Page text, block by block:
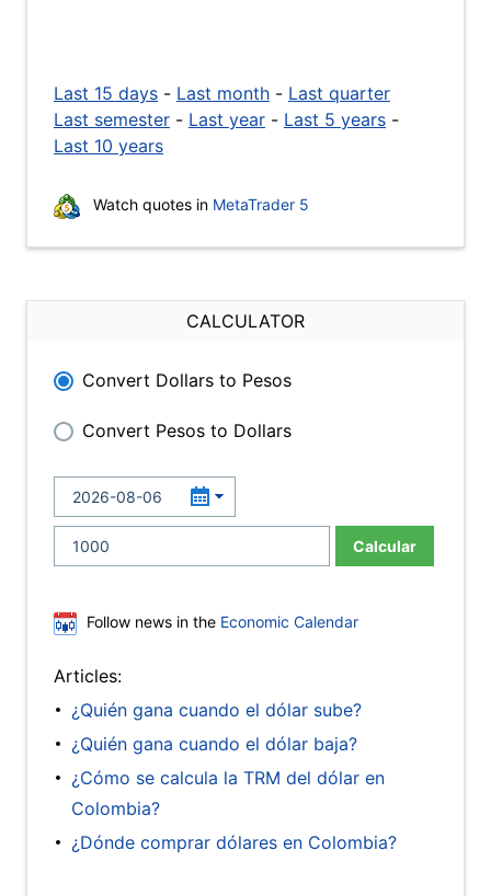
Last 15 days - Last month - Last quarter
Last semester - Last year - Last 5 years -
Last 10 years
Watch quotes in MetaTrader 5
CALCULATOR
Convert Dollars to Pesos
Convert Pesos to Dollars
Calcular
Follow news in the Economic Calendar
Articles:
¿Quién gana cuando el dólar sube?
¿Quién gana cuando el dólar baja?
¿Cómo se calcula la TRM del dólar en
Colombia?
¿Dónde comprar dólares en Colombia?